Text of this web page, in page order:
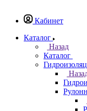
Кабинет
Каталог
Назад
Каталог